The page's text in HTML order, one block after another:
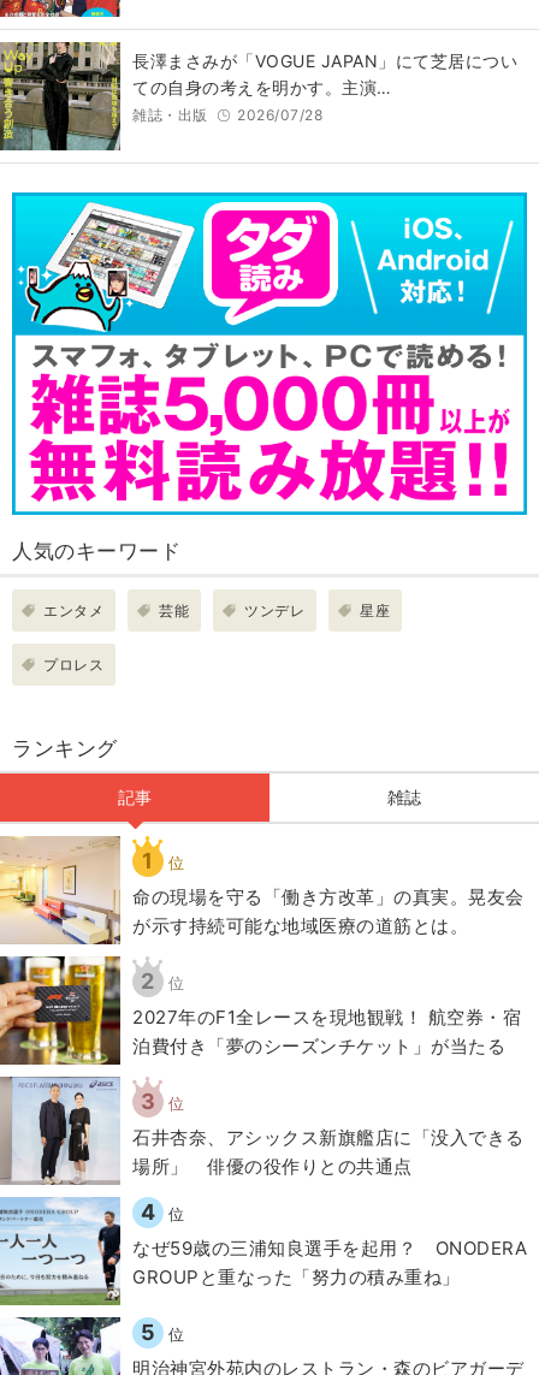
長澤まさみが「VOGUE JAPAN」にて芝居につい
ての自身の考えを明かす。主演…
雑誌・出版 2026/07/28
人気のキーワード
エンタメ 芸能 ツンデレ 星座
プロレス
ランキング
記事 雑誌
1 位
​命の現場を守る「働き方改革」の真実。晃友会
が示す持続可能な地域医療の道筋とは。
2 位
2027年のF1全レースを現地観戦！ 航空券・宿
泊費付き「夢のシーズンチケット」が当たる
3 位
石井杏奈、アシックス新旗艦店に「没入できる
場所」 俳優の役作りとの共通点
4 位
なぜ59歳の三浦知良選手を起用？ ONODERA
GROUPと重なった「努力の積み重ね」
5 位
明治神宮外苑内のレストラン・森のビアガーデ